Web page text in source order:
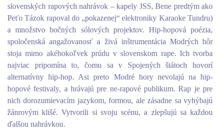
slovenských rapových nahrávok – kapely JSS, Bene predtým ako
Peťo Tázok rapoval do „pokazenej“ elektroniky Karaoke Tundru)
a množstvo bočných sólových projektov. Hip-hopová poézia,
spoločenská angažovanosť a živá inštrumentácia Modrých hôr
stoja mimo akéhokoľvek prúdu v slovenskom rape. Ich tvorba
najviac pripomína to, čomu sa v Spojených štátoch hovorí
alternatívny hip-hop. Asi preto Modré hory nevolajú na hip-
hopové festivaly, a hrávajú pre ne-rapové publikum. Rap je pre
nich dorozumievacím jazykom, formou, ale zásadne sa vyhýbajú
žánrovým klišé. Vytvorili si svoju scénu, a zlepšujú sa každou
ďalšou nahrávkou.